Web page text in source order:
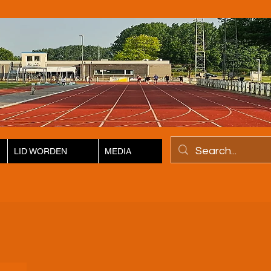
LID WORDEN MEDIA